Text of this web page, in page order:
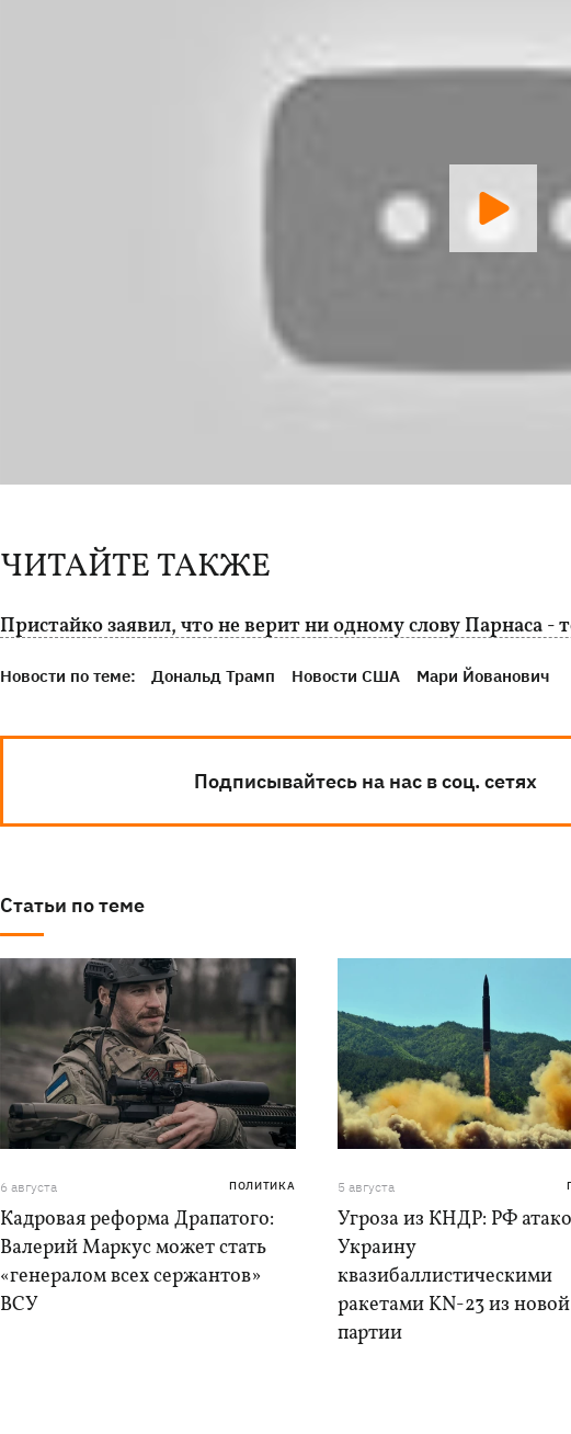
ЧИТАЙТЕ ТАКЖЕ
Пристайко заявил, что не верит ни одному слову Парнаса -
Новости по теме: Дональд Трамп Новости США Мари Йованович
Подписывайтесь на нас в соц. сетях
Статьи по теме
6 августа ПОЛИТИКА
Кадровая реформа Драпатого:
Валерий Маркус может стать
«генералом всех сержантов»
ВСУ
5 августа
Угроза из КНДР: РФ
Украину
квазибаллистическими
ракетами KN-23 из новой
партии